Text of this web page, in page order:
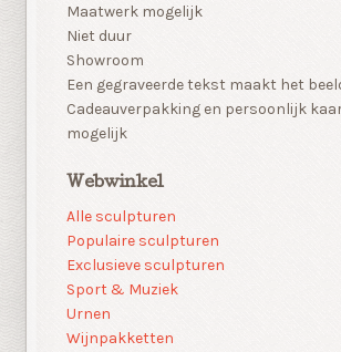
Maatwerk mogelijk
Niet duur
Showroom
Een gegraveerde tekst maakt het
Cadeauverpakking en persoonlijk
mogelijk
Webwinkel
Alle sculpturen
Populaire sculpturen
Exclusieve sculpturen
Sport & Muziek
Urnen
Wijnpakketten